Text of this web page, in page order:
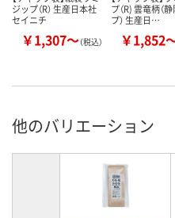
ジップ（R） 生産日本社
セイニチ
￥1,307～（税込）
プ（R) 雲竜柄（
プ） 生産日…
￥1,852
他のバリエーション